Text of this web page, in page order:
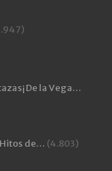
De la Vega…
de… (4.803)